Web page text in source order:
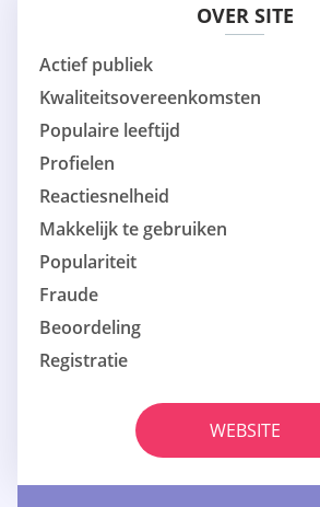
OVER SITE
Actief publiek
Kwaliteitsovereenkomsten
Populaire leeftijd
Profielen
Reactiesnelheid
Makkelijk te gebruiken
Populariteit
Fraude
Beoordeling
Registratie
WEBSITE